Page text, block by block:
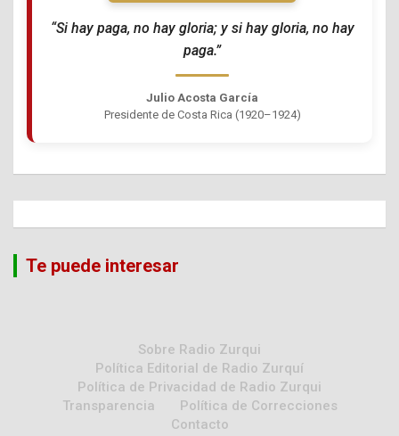
“Si hay paga, no hay gloria; y si hay gloria, no hay
paga.”
Julio Acosta García
Presidente de Costa Rica (1920–1924)
Te puede interesar
Sobre Radio Zurqui
Política Editorial de Radio Zurquí
Política de Privacidad de Radio Zurqui
Transparencia
Política de Correcciones
Contacto